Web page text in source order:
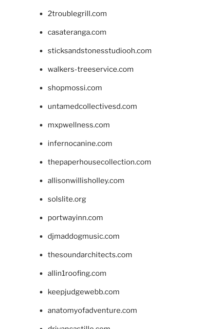
2troublegrill.com
casateranga.com
sticksandstonesstudiooh.com
walkers-treeservice.com
shopmossi.com
untamedcollectivesd.com
mxpwellness.com
infernocanine.com
thepaperhousecollection.com
allisonwillisholley.com
solslite.org
portwayinn.com
djmaddogmusic.com
thesoundarchitects.com
allin1roofing.com
keepjudgewebb.com
anatomyofadventure.com